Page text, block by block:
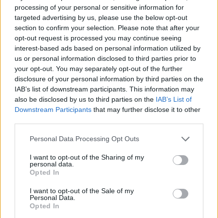
processing of your personal or sensitive information for
targeted advertising by us, please use the below opt-out
section to confirm your selection. Please note that after your
opt-out request is processed you may continue seeing
interest-based ads based on personal information utilized by
us or personal information disclosed to third parties prior to
your opt-out. You may separately opt-out of the further
disclosure of your personal information by third parties on the
IAB’s list of downstream participants. This information may
also be disclosed by us to third parties on the IAB’s List of
Downstream Participants that may further disclose it to other
Please note that this website/app uses one or more Google
not limited to your visit or usage behaviour. You may click to
grant or deny consent to Google and its third-party tags to
use your data for below specified purposes in below Google
consent section.
Personal Data Processing Opt Outs
I want to opt-out of the Sharing of my
personal data.
Opted In
I want to opt-out of the Sale of my
Personal Data.
Opted In
döntőben és szuperdöntőben. Utóbbit magasabb
pontszámmal értékelik. A hétvége eredményét, pedig a
három versenyen szerzett összpontszám adja.
A legkisebb, MicroMax kategóriában egyedül Deniel